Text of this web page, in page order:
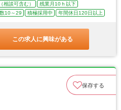
相談可含む）
残業月10ｈ以下
10～29 積極採用中 年間休日120日以上
この求人に興味がある
保存する